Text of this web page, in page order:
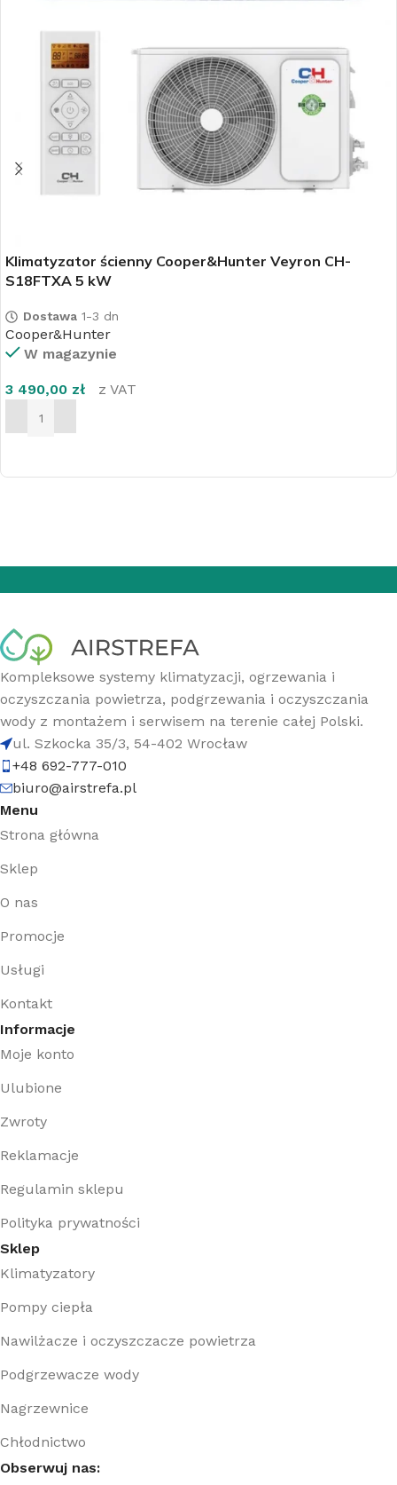
Klimatyzator ścienny Cooper&Hunter Veyron CH-
S18FTXA 5 kW
Dostawa 1-3 dn
Cooper&Hunter
W magazynie
3 490,00 zł z VAT
DODAJ DO KOSZYKA
Kompleksowe systemy klimatyzacji, ogrzewania i
oczyszczania powietrza, podgrzewania i oczyszczania
wody z montażem i serwisem na terenie całej Polski.
ul. Szkocka 35/3, 54-402 Wrocław
+48 692-777-010
biuro@airstrefa.pl
Menu
Strona główna
Sklep
O nas
Promocje
Usługi
Kontakt
Informacje
Moje konto
Ulubione
Zwroty
Reklamacje
Regulamin sklepu
Polityka prywatności
Sklep
Klimatyzatory
Pompy ciepła
Nawilżacze i oczyszczacze powietrza
Podgrzewacze wody
Nagrzewnice
Chłodnictwo
Obserwuj nas: